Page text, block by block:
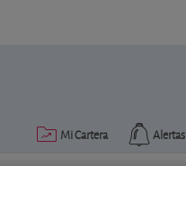
Alertas
Mi Cartera